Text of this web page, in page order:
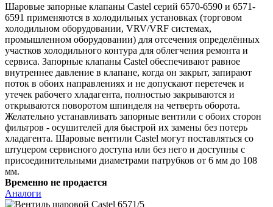
Шаровые запорные клапаны Castel серий 6570-6590 и 6571-
6591 применяются в холодильных установках (торговом
холодильном оборудовании, VRV/VRF системах,
промышленном оборудовании) для отсечения определённых
участков холодильного контура для облегчения ремонта и
сервиса. Запорные клапаны Castel обеспечивают равное
внутреннее давление в клапане, когда он закрыт, запирают
поток в обоих направлениях и не допускают перетечек и
утечек рабочего хладагента, полностью закрываются и
открываются поворотом шпинделя на четверть оборота.
Желательно устанавливать запорные вентили с обоих сторон
фильтров - осушителей для быстрой их замены без потерь
хладагента. Шаровые вентили Castel могут поставляться со
штуцером сервисного доступа или без него и доступны с
присоединительными диаметрами патрубков от 6 мм до 108
мм.
Временно не продается
Аналоги